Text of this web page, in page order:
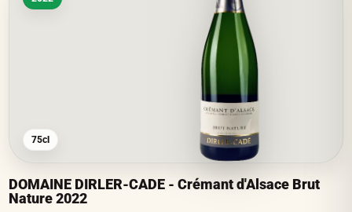
75cl
DOMAINE DIRLER-CADE - Crémant d'Alsace Brut
Nature 2022